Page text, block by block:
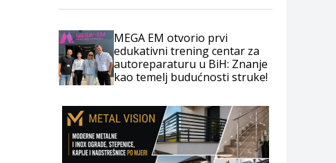
MEGA EM otvorio prvi
edukativni trening centar za
autoreparaturu u BiH: Znanje
kao temelj budućnosti struke!